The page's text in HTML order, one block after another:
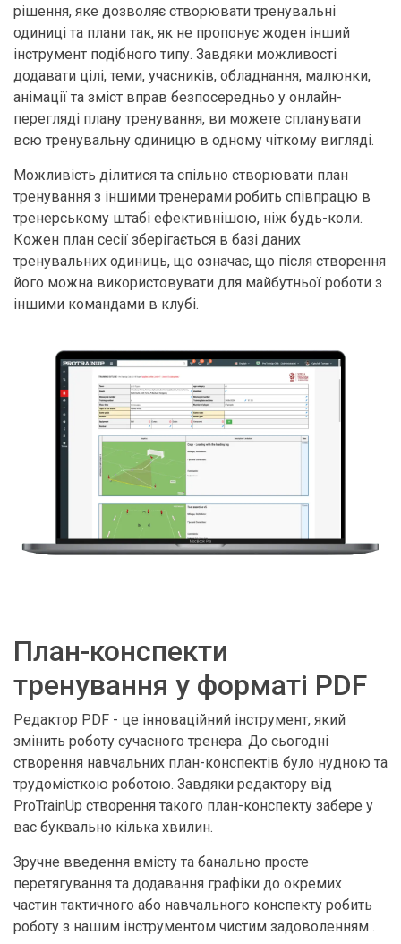
рішення, яке дозволяє створювати тренувальні
одиниці та плани так, як не пропонує жоден інший
інструмент подібного типу. Завдяки можливості
додавати цілі, теми, учасників, обладнання, малюнки,
анімації та зміст вправ безпосередньо у онлайн-
перегляді плану тренування, ви можете спланувати
всю тренувальну одиницю в одному чіткому вигляді.
Можливість ділитися та спільно створювати план
тренування з іншими тренерами робить співпрацю в
тренерському штабі ефективнішою, ніж будь-коли.
Кожен план сесії зберігається в базі даних
тренувальних одиниць, що означає, що після створення
його можна використовувати для майбутньої роботи з
іншими командами в клубі.
План-конспекти
тренування у форматі PDF
Редактор PDF - це інноваційний інструмент, який
змінить роботу сучасного тренера. До сьогодні
створення навчальних план-конспектів було нудною та
трудомісткою роботою. Завдяки редактору від
ProTrainUp створення такого план-конспекту забере у
вас буквально кілька хвилин.
Зручне введення вмісту та банально просте
перетягування та додавання графіки до окремих
частин тактичного або навчального конспекту робить
роботу з нашим інструментом чистим задоволенням .